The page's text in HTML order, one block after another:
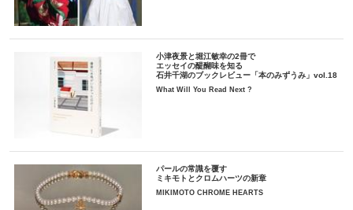
小津夜景と堀江敏幸の2冊で
エッセイの醍醐味を知る
石井千湖のブックレビュー「本のみずうみ」vol.18
What Will You Read Next ?
パールの常識を覆す
ミキモトとクロムハーツの新章
MIKIMOTO CHROME HEARTS